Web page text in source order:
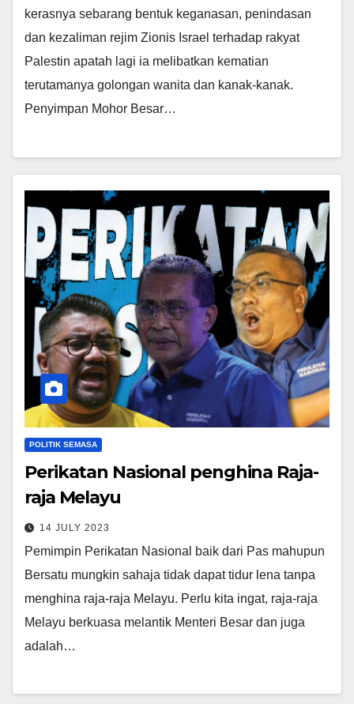
kerasnya sebarang bentuk keganasan, penindasan
dan kezaliman rejim Zionis Israel terhadap rakyat
Palestin apatah lagi ia melibatkan kematian
terutamanya golongan wanita dan kanak-kanak.
Penyimpan Mohor Besar…
POLITIK SEMASA
Perikatan Nasional penghina Raja-
raja Melayu
14 JULY 2023
Pemimpin Perikatan Nasional baik dari Pas mahupun
Bersatu mungkin sahaja tidak dapat tidur lena tanpa
menghina raja-raja Melayu. Perlu kita ingat, raja-raja
Melayu berkuasa melantik Menteri Besar dan juga
adalah…